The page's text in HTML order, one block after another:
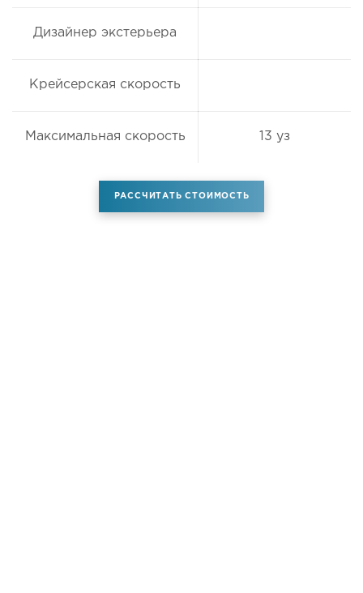
Дизайнер экстерьера
Крейсерская скорость
Максимальная скорость 13 уз
РАССЧИТАТЬ СТОИМОСТЬ